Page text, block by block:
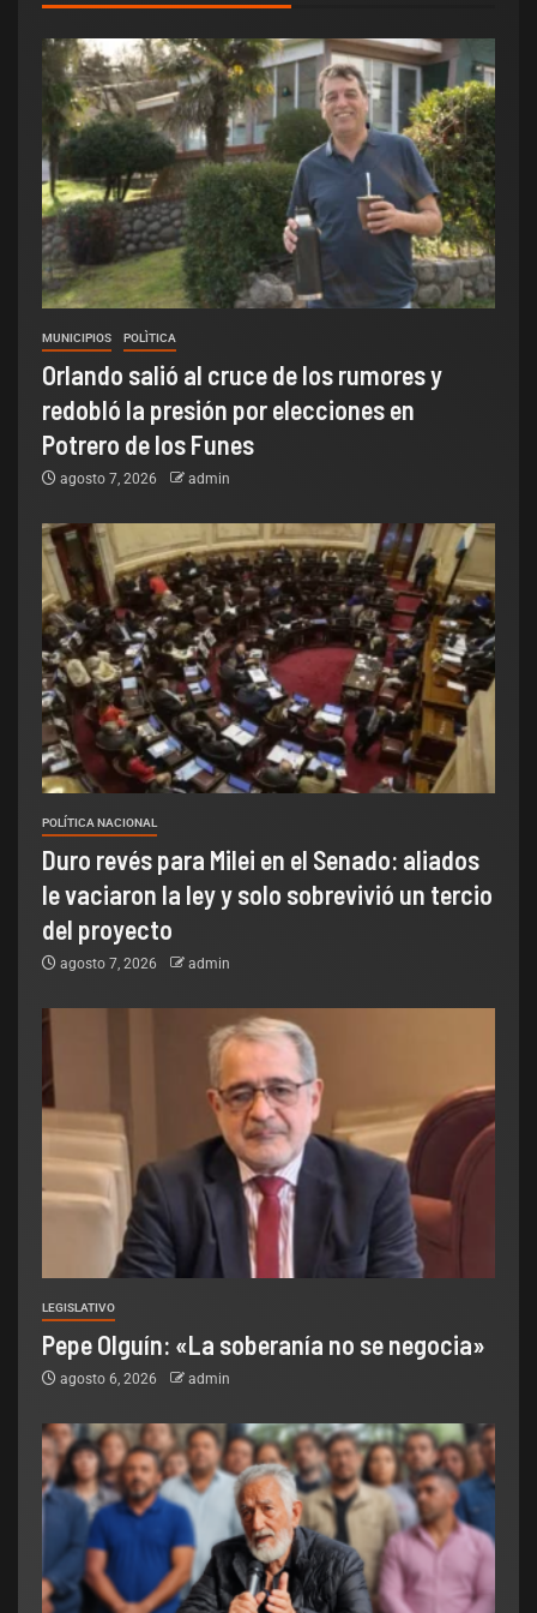
MUNICIPIOS POLÌTICA
Orlando salió al cruce de los rumores y
redobló la presión por elecciones en
Potrero de los Funes
agosto 7, 2026 admin
POLÍTICA NACIONAL
Duro revés para Milei en el Senado: aliados
le vaciaron la ley y solo sobrevivió un tercio
del proyecto
agosto 7, 2026 admin
LEGISLATIVO
Pepe Olguín: «La soberanía no se negocia»
agosto 6, 2026 admin